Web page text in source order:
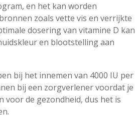
en het kan worden
zoals vette vis en verrijkte
dosering van vitamine D kan
en blootstelling aan
bij het innemen van 4000 IU per
bij een zorgverlener voordat je
voor de gezondheid, dus het is